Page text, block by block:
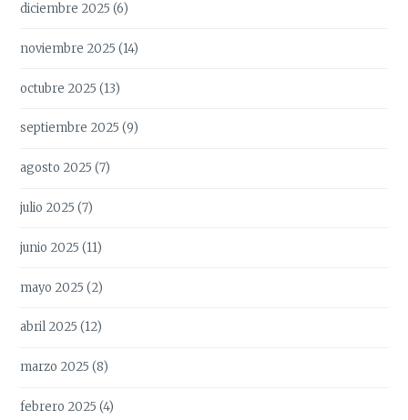
diciembre 2025 (6)
noviembre 2025 (14)
octubre 2025 (13)
septiembre 2025 (9)
agosto 2025 (7)
julio 2025 (7)
junio 2025 (11)
mayo 2025 (2)
abril 2025 (12)
marzo 2025 (8)
febrero 2025 (4)